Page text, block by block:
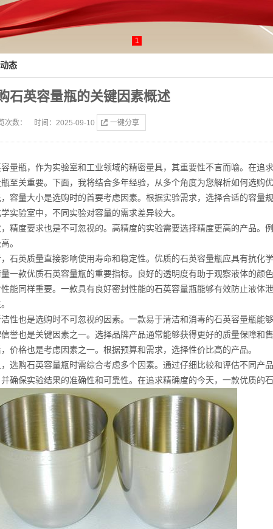
1
态
石英容量瓶的关键因素概述
数： 时间：2025-09-10 一键分享
量瓶，作为实验室和工业领域的精密量具，其重要性不言而喻。在追
至关重要。下面，我将结合多年经验，从多个角度为您解析如何选购优
容量大小是选购时的首要考虑因素。根据实验需求，选择合适的容量
实验室中，不同实验对容量的需求差异较大。
精度要求也是不可忽视的。高精度的实验需要选择精度更高的产品。
。
石英质量直接影响使用寿命和稳定性。优质的石英容量瓶应具有抗化
一款优质石英容量瓶的重要指标。良好的透明度有助于观察液体的颜色
性能同样重要。一款具有良好密封性能的石英容量瓶能够有效防止液体
性也是选购时不可忽视的因素。一款易于清洁和消毒的石英容量瓶能
誉也是关键因素之一。选择品牌产品通常能够获得更好的质量保障和售
价格也是考虑因素之一。根据预算和需求，选择性价比高的产品。
，选购石英容量瓶时需综合考虑多个因素。通过仔细比较和评估不同产
确保实验结果的准确性和可靠性。在追求精确度的今天，一款优质的